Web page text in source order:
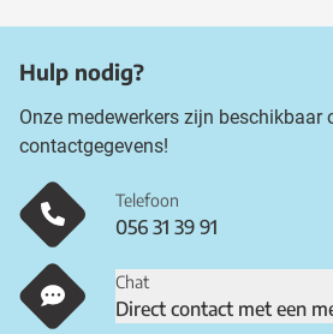
Hulp nodig?
Onze medewerkers zijn beschikbaar
contactgegevens!
Telefoon
056 31 39 91
Chat
Direct contact met een